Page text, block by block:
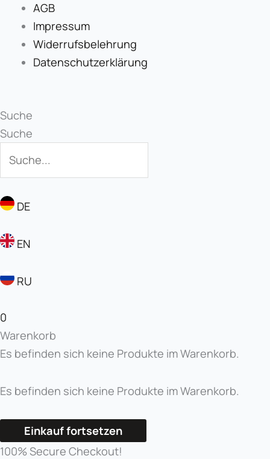
AGB
Impressum
Widerrufsbelehrung
Datenschutzerklärung
Suche
Suche
DE
EN
RU
0
Warenkorb
Es befinden sich keine Produkte im Warenkorb.
Es befinden sich keine Produkte im Warenkorb.
Einkauf fortsetzen
100% Secure Checkout!